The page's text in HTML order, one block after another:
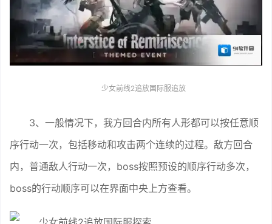
少女前线2追放国际服追放
3、一般情况下，我方回合内所有人形都可以按任意顺
序行动一次，包括移动和攻击两个连续的过程。敌方回合
内，普通敌人行动一次，boss按照预设的顺序行动多次，
boss的行动顺序可以在界面中央上方查看。